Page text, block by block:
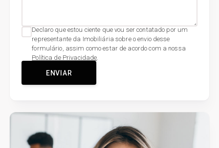
Declaro que estou ciente que vou ser contatado por um
representante da Imobiliária sobre o envio desse
formulário, assim como estar de acordo com a nossa
Política de Privacidade.
ENVIAR